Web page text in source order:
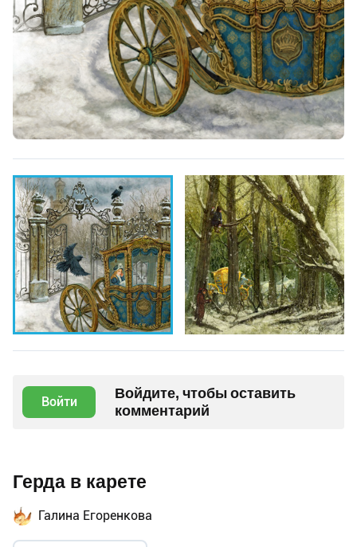
Войти
Войдите, чтобы оставить
комментарий
Герда в карете
Галина Егоренкова